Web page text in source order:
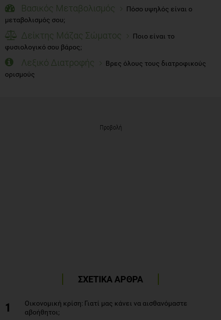
Βασικός Μεταβολισμός
Πόσο υψηλός είναι ο
μεταβολισμός σου;
Δείκτης Μάζας Σώματος
Ποιο είναι το
φυσιολογικό σου βάρος;
Λεξικό Διατροφής
Βρες όλους τους διατροφικούς
ορισμούς
Προβολή
ΣΧΕΤΙΚΑ ΑΡΘΡΑ
1
Οικονομική κρίση: Γιατί μας κάνει να αισθανόμαστε
αβοήθητοι;